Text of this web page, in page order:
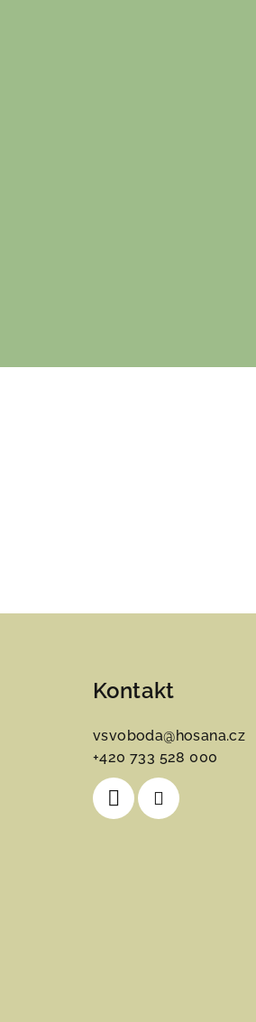
Kontakt
vsvoboda@hosana.cz
+420 733 528 000